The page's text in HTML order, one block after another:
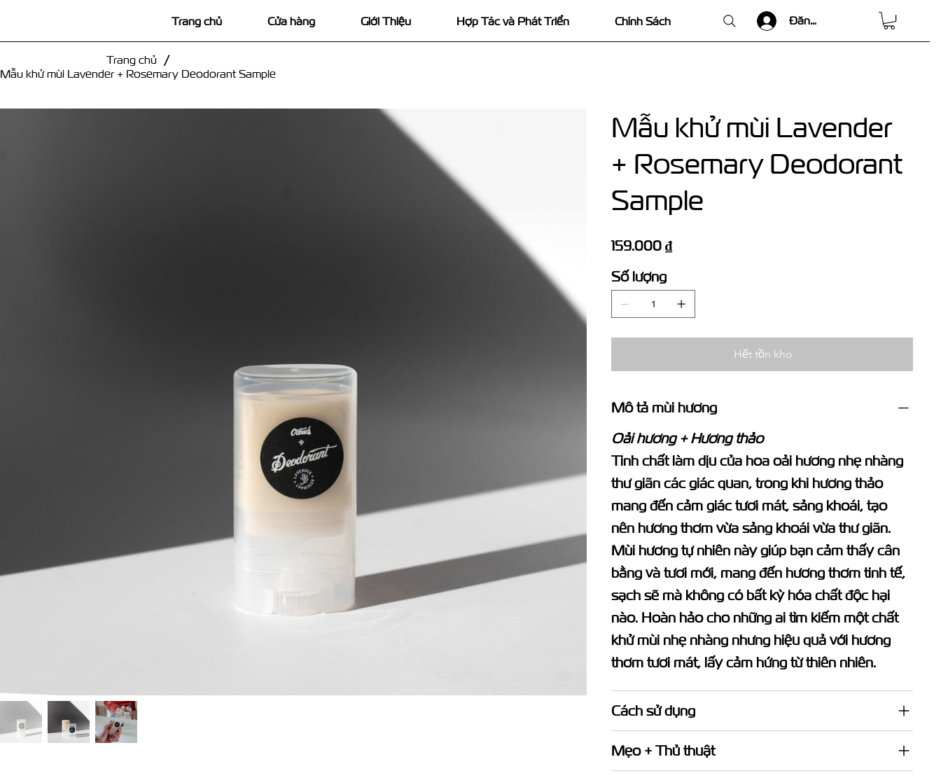
Trang chủ Cửa hàng Giới Thiệu Hợp Tác và Phát Triển Chính Sách Đăng nhập
Trang chủ /
Mẫu khử mùi Lavender + Rosemary Deodorant Sample
Mẫu khử mùi Lavender
+ Rosemary Deodorant
Sample
159.000 ₫
Số lượng
Hết tồn kho
Mô tả mùi hương
Oải hương + Hương thảo
Tinh chất làm dịu của hoa oải hương nhẹ nhàng
thư giãn các giác quan, trong khi hương thảo
mang đến cảm giác tươi mát, sảng khoái, tạo
nên hương thơm vừa sảng khoái vừa thư giãn.
Mùi hương tự nhiên này giúp bạn cảm thấy cân
bằng và tươi mới, mang đến hương thơm tinh tế,
sạch sẽ mà không có bất kỳ hóa chất độc hại
nào. Hoàn hảo cho những ai tìm kiếm một chất
khử mùi nhẹ nhàng nhưng hiệu quả với hương
thơm tươi mát, lấy cảm hứng từ thiên nhiên.
Cách sử dụng
Mẹo + Thủ thuật